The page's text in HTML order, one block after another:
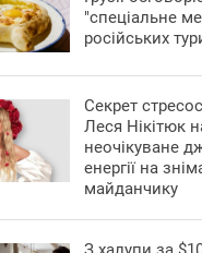
"спеціальне
російських
Секрет
Леся Нікітюк
неочікуване
енергії на
майданчику